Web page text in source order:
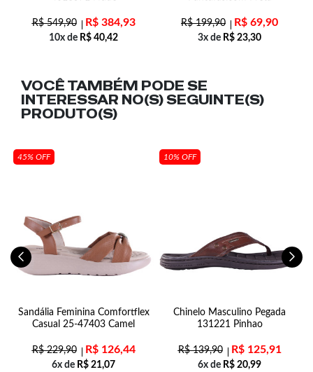
R$549,90 R$384,93
10x de R$ 40,42
R$199,90 R$ 69,90
3x de R$ 23,30
VOCÊ TAMBÉM PODE SE
INTERESSAR NO(S) SEGUINTE(S)
PRODUTO(S)
45% OFF
Sandália Feminina Comfortflex
Casual 25-47403 Camel
R$229,90 R$126,44
6x de R$ 21,07
10% OFF
Chinelo Masculino Pegada
131221 Pinhao
R$139,90 R$125,91
6x de R$ 20,99